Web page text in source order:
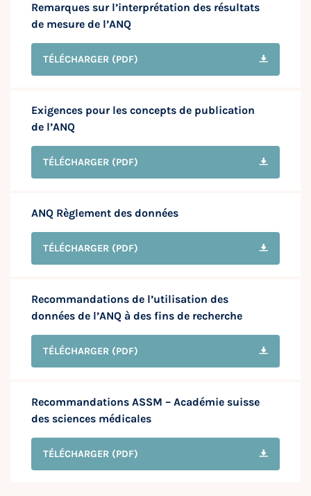
Remarques sur l’interprétation des résultats
de mesure de l’ANQ
TÉLÉCHARGER (PDF)
Exigences pour les concepts de publication
de l’ANQ
TÉLÉCHARGER (PDF)
ANQ Règlement des données
TÉLÉCHARGER (PDF)
Recommandations de l’utilisation des
données de l’ANQ à des fins de recherche
TÉLÉCHARGER (PDF)
Recommandations ASSM – Académie suisse
des sciences médicales
TÉLÉCHARGER (PDF)